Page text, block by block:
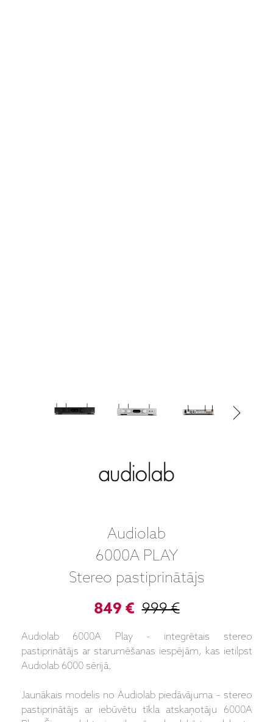
Audiolab
6000A PLAY
Stereo pastiprinātājs
849 € 999 €
Audiolab 6000A Play - integrētais stereo
pastiprinātājs ar starumēšanas iespējām, kas ietilpst
Audiolab 6000 sērijā.
Jaunākais modelis no Audiolab piedāvājuma – stereo
pastiprinātājs ar iebūvētu tīkla atskaņotāju 6000A